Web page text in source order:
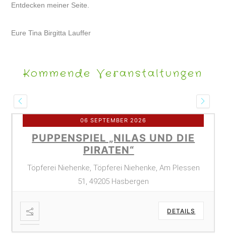
Entdecken meiner Seite.
Eure Tina Birgitta Lauffer
Kommende Veranstaltungen
06 SEPTEMBER 2026
PUPPENSPIEL „NILAS UND DIE
PIRATEN“
Töpferei Niehenke, Töpferei Niehenke, Am Plessen
51, 49205 Hasbergen
DETAILS